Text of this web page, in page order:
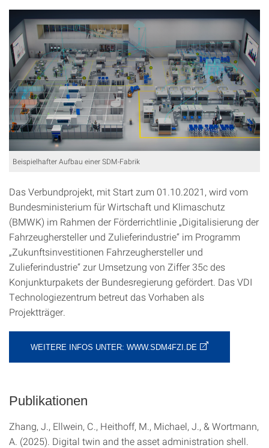
Beispielhafter Aufbau einer SDM-Fabrik
Das Verbundprojekt, mit Start zum 01.10.2021, wird vom
Bundesministerium für Wirtschaft und Klimaschutz
(BMWK) im Rahmen der Förderrichtlinie „Digitalisierung der
Fahrzeughersteller und Zulieferindustrie“ im Programm
„Zukunftsinvestitionen Fahrzeughersteller und
Zulieferindustrie“ zur Umsetzung von Ziffer 35c des
Konjunkturpakets der Bundesregierung gefördert. Das VDI
Technologiezentrum betreut das Vorhaben als
Projektträger.
WEITERE INFOS UNTER: WWW.SDM4FZI.DE
Publikationen
Zhang, J., Ellwein, C., Heithoff, M., Michael, J., & Wortmann,
A. (2025). Digital twin and the asset administration shell.